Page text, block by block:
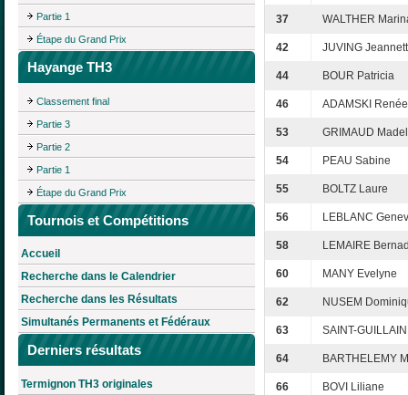
Partie 1
Étape du Grand Prix
Hayange TH3
Classement final
Partie 3
Partie 2
Partie 1
Étape du Grand Prix
Tournois et Compétitions
Accueil
Recherche dans le Calendrier
Recherche dans les Résultats
Simultanés Permanents et Fédéraux
Derniers résultats
Termignon TH3 originales
37 WALTHER
42 JUVING
44 BOUR Patricia
46 ADAMSKI Renée
53 GRIMAUD
54 PEAU Sabine
55 BOLTZ Laure
56 LEBLANC
58 LEMAIRE
60 MANY Evelyne
62 NUSEM
63 SAINT-
64 BARTHELEMY
66 BOVI Liliane